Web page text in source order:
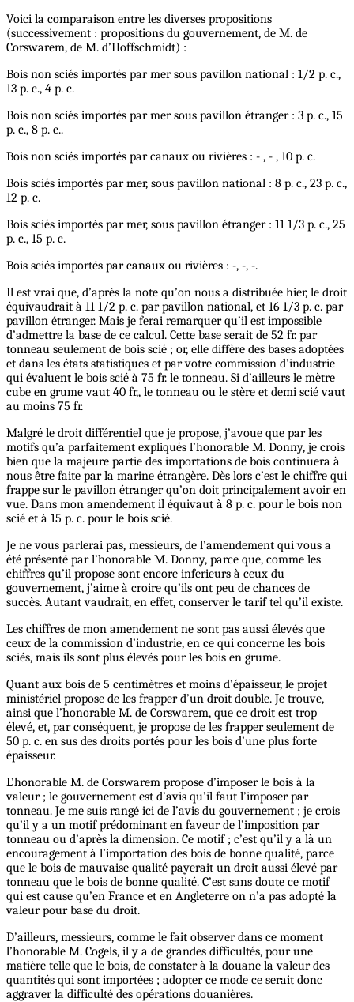
Voici la comparaison entre les diverses propositions
(successivement : propositions du gouvernement, de M. de
Corswarem, de M. d’Hoffschmidt) :
Bois non sciés importés par mer sous pavillon national : 1/2 p. c.,
13 p. c., 4 p. c.
Bois non sciés importés par mer sous pavillon étranger : 3 p. c., 15
p. c., 8 p. c..
Bois non sciés importés par canaux ou rivières : - , - , 10 p. c.
Bois sciés importés par mer, sous pavillon national : 8 p. c., 23 p. c.,
12 p. c.
Bois sciés importés par mer, sous pavillon étranger : 11 1/3 p. c., 25
p. c., 15 p. c.
Bois sciés importés par canaux ou rivières : -, -, -.
Il est vrai que, d’après la note qu’on nous a distribuée hier, le droit
équivaudrait à 11 1/2 p. c. par pavillon national, et 16 1/3 p. c. par
pavillon étranger. Mais je ferai remarquer qu’il est impossible
d’admettre la base de ce calcul. Cette base serait de 52 fr. par
tonneau seulement de bois scié ; or, elle diffère des bases adoptées
et dans les états statistiques et par votre commission d’industrie
qui évaluent le bois scié à 75 fr. le tonneau. Si d’ailleurs le mètre
cube en grume vaut 40 fr,, le tonneau ou le stère et demi scié vaut
au moins 75 fr.
Malgré le droit différentiel que je propose, j’avoue que par les
motifs qu’a parfaitement expliqués l’honorable M. Donny, je crois
bien que la majeure partie des importations de bois continuera à
nous être faite par la marine étrangère. Dès lors c’est le chiffre qui
frappe sur le pavillon étranger qu’on doit principalement avoir en
vue. Dans mon amendement il équivaut à 8 p. c. pour le bois non
scié et à 15 p. c. pour le bois scié.
Je ne vous parlerai pas, messieurs, de l’amendement qui vous a
été présenté par l’honorable M. Donny, parce que, comme les
chiffres qu’il propose sont encore inferieurs à ceux du
gouvernement, j’aime à croire qu’ils ont peu de chances de
succès. Autant vaudrait, en effet, conserver le tarif tel qu’il existe.
Les chiffres de mon amendement ne sont pas aussi élevés que
ceux de la commission d’industrie, en ce qui concerne les bois
sciés, mais ils sont plus élevés pour les bois en grume.
Quant aux bois de 5 centimètres et moins d’épaisseur, le projet
ministériel propose de les frapper d’un droit double. Je trouve,
ainsi que l’honorable M. de Corswarem, que ce droit est trop
élevé, et, par conséquent, je propose de les frapper seulement de
50 p. c. en sus des droits portés pour les bois d’une plus forte
épaisseur.
L’honorable M. de Corswarem propose d’imposer le bois à la
valeur ; le gouvernement est d’avis qu’il faut l’imposer par
tonneau. Je me suis rangé ici de l’avis du gouvernement ; je crois
qu’il y a un motif prédominant en faveur de l’imposition par
tonneau ou d’après la dimension. Ce motif ; c’est qu’il y a là un
encouragement à l’importation des bois de bonne qualité, parce
que le bois de mauvaise qualité payerait un droit aussi élevé par
tonneau que le bois de bonne qualité. C’est sans doute ce motif
qui est cause qu’en France et en Angleterre on n’a pas adopté la
valeur pour base du droit.
D’ailleurs, messieurs, comme le fait observer dans ce moment
l’honorable M. Cogels, il y a de grandes difficultés, pour une
matière telle que le bois, de constater à la douane la valeur des
quantités qui sont importées ; adopter ce mode ce serait donc
aggraver la difficulté des opérations douanières.